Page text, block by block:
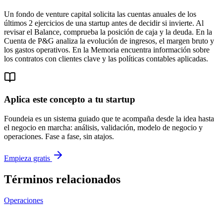
Un fondo de venture capital solicita las cuentas anuales de los
últimos 2 ejercicios de una startup antes de decidir si invierte. Al
revisar el Balance, comprueba la posición de caja y la deuda. En la
Cuenta de P&G analiza la evolución de ingresos, el margen bruto y
los gastos operativos. En la Memoria encuentra información sobre
los contratos con clientes clave y las políticas contables aplicadas.
Aplica este concepto a tu startup
Foundeia es un sistema guiado que te acompaña desde la idea hasta
el negocio en marcha: análisis, validación, modelo de negocio y
operaciones. Fase a fase, sin atajos.
Empieza gratis
Términos relacionados
Operaciones